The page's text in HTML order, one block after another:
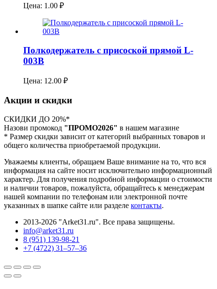
Цена: 1.00 ₽
Полкодержатель с присоской прямой L-
003B
Цена: 12.00 ₽
Акции и скидки
СКИДКИ ДО 20%*
Назови промокод "ПРОМО2026" в нашем магазине
* Размер скидки зависит от категорий выбранных товаров и
общего количества приобретаемой продукции.
Уважаемы клиенты, обращаем Ваше внимание на то, что вся
информация на сайте носит исключительно информационный
характер. Для получения подробной информации о стоимости
и наличии товаров, пожалуйста, обращайтесь к менеджерам
нашей компании по телефонам или электронной почте
указанных в шапке сайте или разделе контакты.
2013-2026 "Arket31.ru". Все права защищены.
info@arket31.ru
8 (951) 139-98-21
+7 (4722) 31‒57‒36